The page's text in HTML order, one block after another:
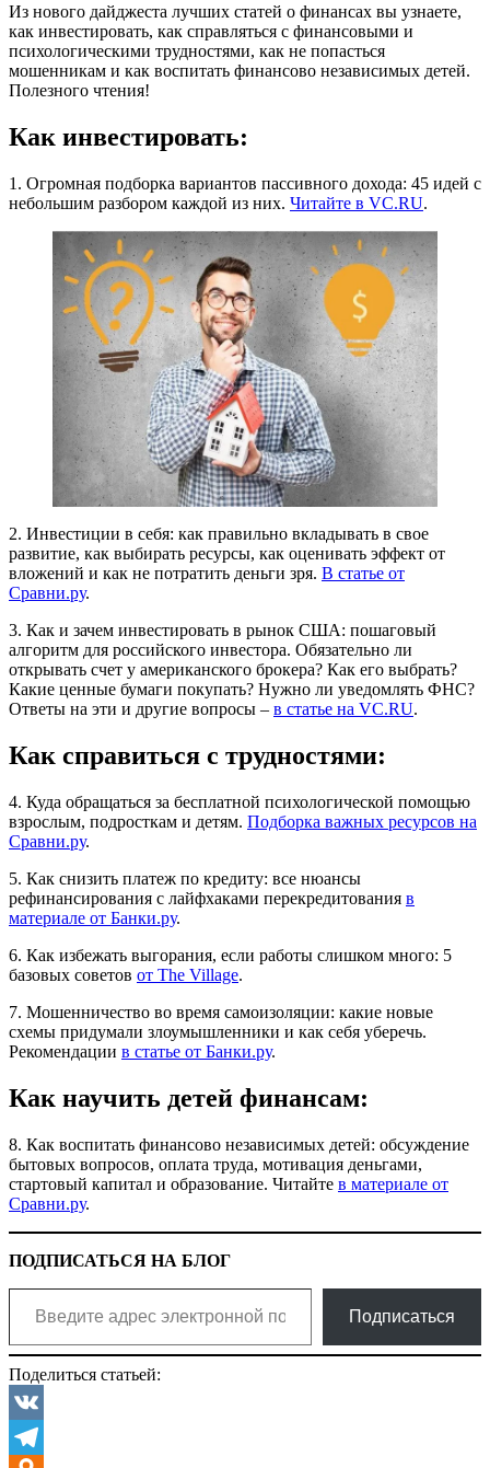
Из нового дайджеста лучших статей о финансах вы узнаете,
как инвестировать, как справляться с финансовыми и
психологическими трудностями, как не попасться
мошенникам и как воспитать финансово независимых детей.
Полезного чтения!
Как инвестировать:
1. Огромная подборка вариантов пассивного дохода: 45 идей с
небольшим разбором каждой из них. Читайте в VC.RU.
2. Инвестиции в себя: как правильно вкладывать в свое
развитие, как выбирать ресурсы, как оценивать эффект от
вложений и как не потратить деньги зря. В статье от
Сравни.ру.
3. Как и зачем инвестировать в рынок США: пошаговый
алгоритм для российского инвестора. Обязательно ли
открывать счет у американского брокера? Как его выбрать?
Какие ценные бумаги покупать? Нужно ли уведомлять ФНС?
Ответы на эти и другие вопросы – в статье на VC.RU.
Как справиться с трудностями:
4. Куда обращаться за бесплатной психологической помощью
взрослым, подросткам и детям. Подборка важных ресурсов на
Сравни.ру.
5. Как снизить платеж по кредиту: все нюансы
рефинансирования с лайфхаками перекредитования в
материале от Банки.ру.
6. Как избежать выгорания, если работы слишком много: 5
базовых советов от The Village.
7. Мошенничество во время самоизоляции: какие новые
схемы придумали злоумышленники и как себя уберечь.
Рекомендации в статье от Банки.ру.
Как научить детей финансам:
8. Как воспитать финансово независимых детей: обсуждение
бытовых вопросов, оплата труда, мотивация деньгами,
стартовый капитал и образование. Читайте в материале от
Сравни.ру.
ПОДПИСАТЬСЯ НА БЛОГ
Введите адрес электронной почты…
Подписаться
Поделиться статьей:
VK